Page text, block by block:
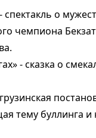
о
чемпиона
- сказка о
тему буллинга и